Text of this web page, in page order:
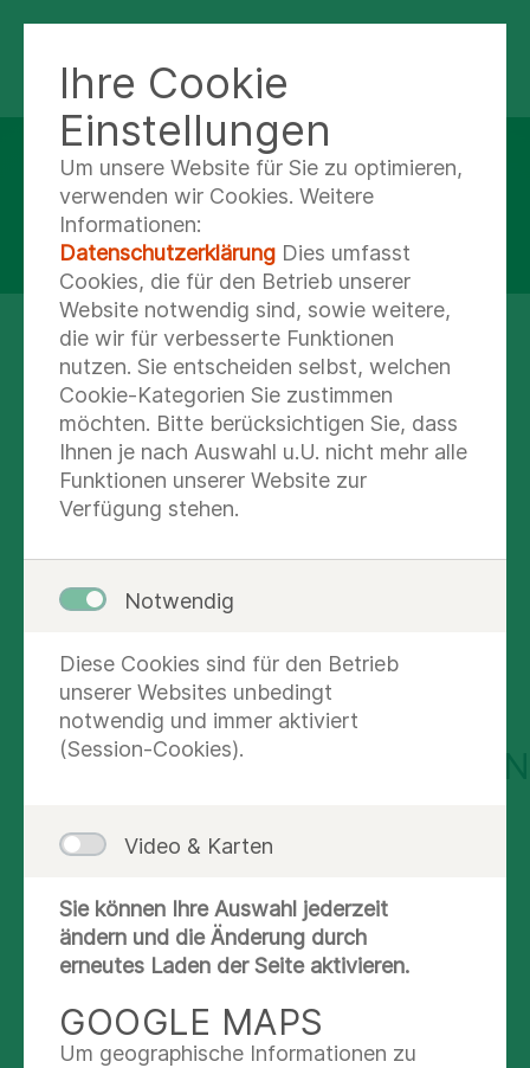
IN LINDAU GEBOREN.....EIN GUTES GEFÜHL!
Geburtshilfe
WILLKOMMEN IM LEBEN
In der Geburtshilfe bietet Ihnen unser
Team eine
umfangreiche Unterstützung vor, während
und nach der Geburt in unserer
Geburtsklinik.
Jeder werdenden Mutter steht eine
erfahrene und engagierte Hebamme
während der Geburt zur Verfügung, um
auf ihre individuellen Bedürfnisse
einzugehen.
Das Kinderzimmer, das von erfahrenen
Schwestern und drei Kinderärzten betreut
Versorgung rund um die Uhr
gewährleistet.
DIGITALER
Haus teilnehmen möchten, stellen wir Ihnen den
Tonaufnahme zu Verfügung,
Digitaler Elterninformationsabend PPSX 16.6 MB
Ihre Cookie
Einstellungen
Um unsere Website für Sie zu optimieren,
verwenden wir Cookies. Weitere
Informationen:
Datenschutzerklärung Dies umfasst
Cookies, die für den Betrieb unserer
Website notwendig sind, sowie weitere,
die wir für verbesserte Funktionen
nutzen. Sie entscheiden selbst, welchen
Cookie-Kategorien Sie zustimmen
möchten. Bitte berücksichtigen Sie, dass
Ihnen je nach Auswahl u.U. nicht mehr alle
Funktionen unserer Website zur
Verfügung stehen.
Notwendig
Diese Cookies sind für den Betrieb
unserer Websites unbedingt
notwendig und immer aktiviert
(Session-Cookies).
Video & Karten
Sie können Ihre Auswahl jederzeit
ändern und die Änderung durch
erneutes Laden der Seite aktivieren.
GOOGLE MAPS
Um geographische Informationen zu